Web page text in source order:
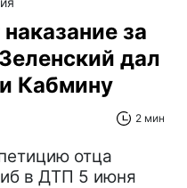
за
дал
Кабмину
2 мин
отца
в ДТП 5 июня